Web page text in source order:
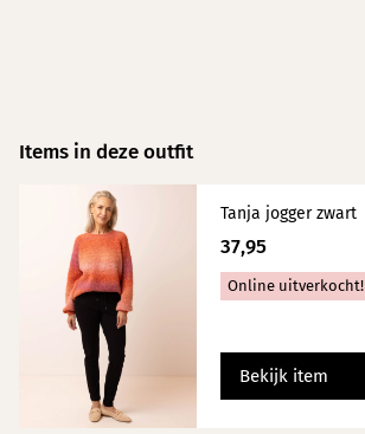
Items in deze outfit
Tanja jogger zwart
37,95
Online uitverkocht!
Bekijk item